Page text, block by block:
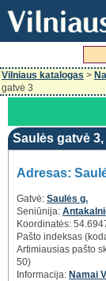
Vilniaus katalogas >
gatvė 3
Saulės gatvė
Adresas:
Gatvė: Saulės g.
Seniūnija:
Koordinatės:
Pašto indeksas
Artimiausias pašto
50)
Informacija: Namai